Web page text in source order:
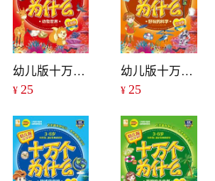
幼儿版十万个为什么：动物世界
¥ 25
幼儿版十万个为什么：好玩的科学
¥25